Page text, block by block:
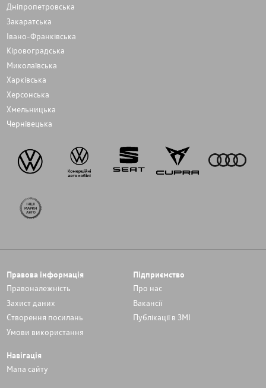
Дніпропетровська
Закаратська
Івано-Франківська
Кіровоградська
Миколаївська
Харківська
Херсонська
Хмельницька
Чернівецька
Правова інформація
Правоналежність
Захист даних
Cтворення посилань
Умови використання
Підприємство
Про нас
Вакансії
Публікації в ЗМІ
Навігація
Мапа сайту